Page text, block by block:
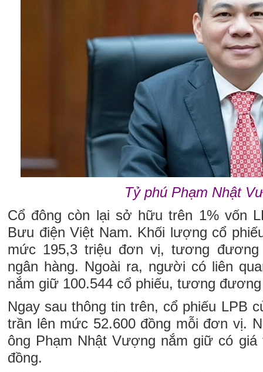
Tỷ phú Phạm Nhật
Cổ đông còn lại sở hữu trên 1% vốn
Bưu điện Việt Nam. Khối lượng cổ
mức 195,3 triệu đơn vị, tương
ngân hàng. Ngoài ra, người có liên
nắm giữ 100.544 cổ phiếu, tương
Ngay sau thông tin trên, cổ phiếu LPB
trần lên mức 52.600 đồng mỗi đơn vị.
ông Phạm Nhật Vượng nắm giữ có giá
đồng.